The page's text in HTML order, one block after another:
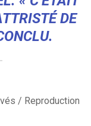
DE
/ Reproduction